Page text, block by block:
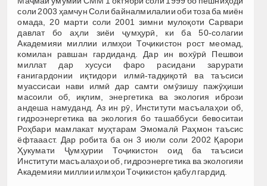
соли 2003 ҳамчун Соли байналмилалии оби тоза ба миён
омада, 20 марти соли 2001 зимни мулоқоти Сарвари
давлат бо аҳли зиёи ҷумҳурӣ, ки ба 50-солагии
Академияи миллии илмҳои Тоҷикистон рост меомад,
комилан равшан гардиданд. Дар ин вохӯрӣ Пешвои
миллат дар хусуси фаро расидани зарурати
ғанигардонии иқтидори илмӣ-тадқиқотӣ ва таъсиси
муассисаи нави илмӣ дар самти омӯзишу пажӯҳиши
масоили об, иқлим, энергетика ва экология ибрози
андеша намуданд. Аз ин рӯ, Институти масъалаҳои об,
гидроэнергетика ва экология бо ташаббуси бевоситаи
Роҳбари мамлакат муҳтарам Эмомалӣ Раҳмон таъсис
ёфтаааст. Дар робита ба он 3 июли соли 2002 Қарори
Ҳукумати Ҷумҳурии Тоҷикистон оид ба таъсиси
Институти масъалаҳои об, гидроэнергетика ва экологияи
Академияи миллии илмҳои Тоҷикистон қабул гардид.